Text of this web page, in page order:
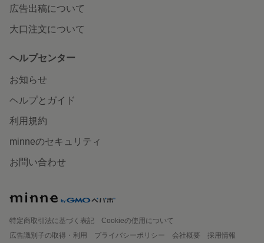
広告出稿について
大口注文について
ヘルプセンター
お知らせ
ヘルプとガイド
利用規約
minneのセキュリティ
お問い合わせ
特定商取引法に基づく表記
Cookieの使用について
広告識別子の取得・利用
プライバシーポリシー 会社概要
採用情報